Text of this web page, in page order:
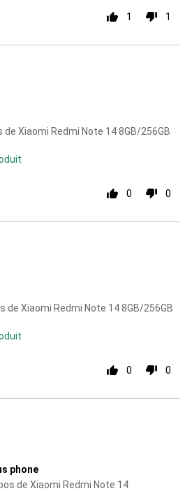
1 1
de Xiaomi Redmi Note 14 8GB/256GB
0 0
de Xiaomi Redmi Note 14 8GB/256GB
0 0
phone
de Xiaomi Redmi Note 14